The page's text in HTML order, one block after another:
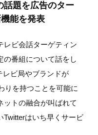
話題を広告のター
能を発表
レビ会話ターゲティン
の番組について話をし
レビ局やブランドが
りを持つことを可能に
ットの融合が叫ばれて
Twitterはいち早くサービ